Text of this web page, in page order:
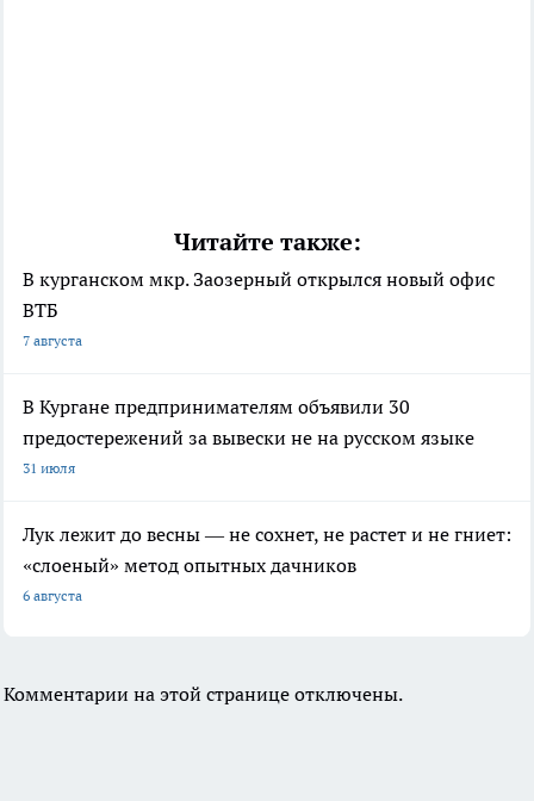
Читайте также:
В курганском мкр. Заозерный открылся новый офис
ВТБ
7 августа
В Кургане предпринимателям объявили 30
предостережений за вывески не на русском языке
31 июля
Лук лежит до весны — не сохнет, не растет и не гниет:
«слоеный» метод опытных дачников
6 августа
Комментарии на этой странице отключены.